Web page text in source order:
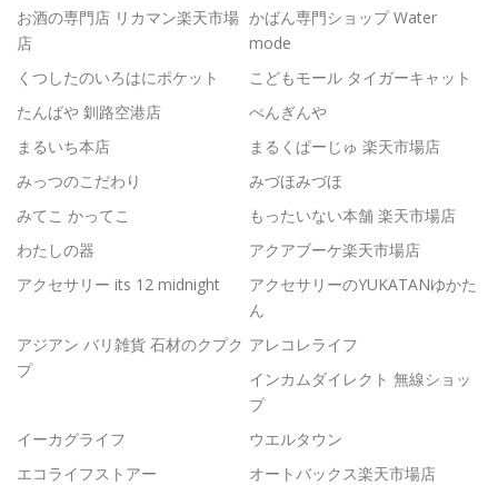
お酒の専門店 リカマン楽天市場
店
かばん専門ショップ Water
mode
くつしたのいろはにポケット
こどもモール タイガーキャット
たんばや 釧路空港店
ぺんぎんや
まるいち本店
まるくぱーじゅ 楽天市場店
みっつのこだわり
みづほみづほ
みてこ かってこ
もったいない本舗 楽天市場店
わたしの器
アクアブーケ楽天市場店
アクセサリー its 12 midnight
アクセサリーのYUKATANゆかた
ん
アジアン バリ雑貨 石材のクプク
プ
アレコレライフ
インカムダイレクト 無線ショッ
プ
イーカグライフ
ウエルタウン
エコライフストアー
オートバックス楽天市場店